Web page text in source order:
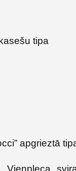
tipa
apgrieztā